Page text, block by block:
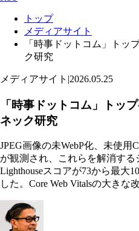
トップ
メディアサイト
「時事ドットコム」トッ
ク研究
メディアサイト |2026.05.25
「時事ドットコム」トッ
ネック研究
JPEG画像の未WebP化、未使用
が観測され、これらを解消す
Lighthouseスコアが73から最大
した。Core Web Vitalsの大きな